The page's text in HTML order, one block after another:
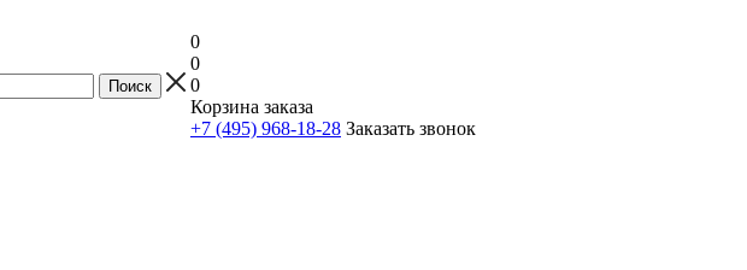
0
0
0
Корзина заказа
+7 (495) 968-18-28 Заказать звонок